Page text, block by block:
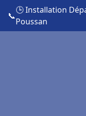
📞
🕒 Installation
Poussan